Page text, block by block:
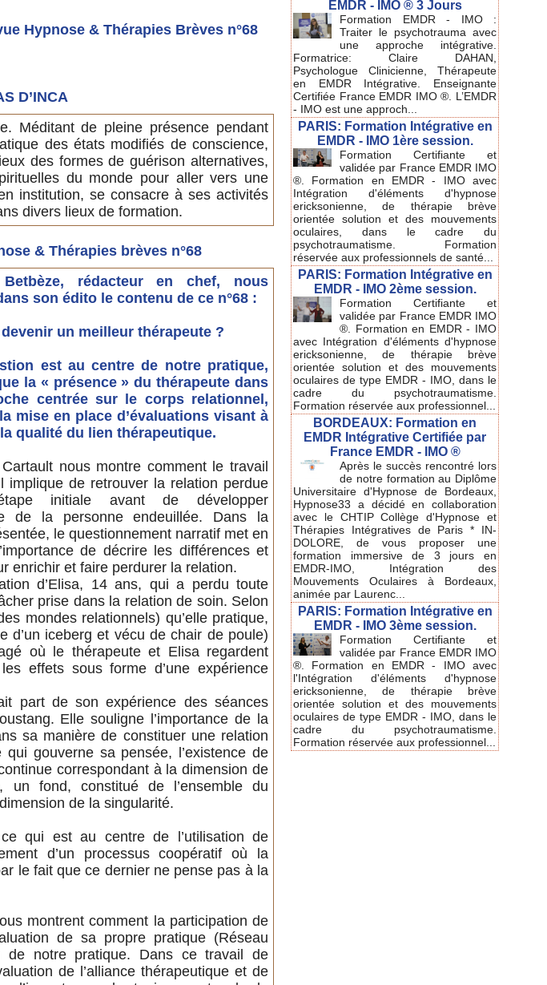
Hypnose & Thérapies Brèves n°68
D’INCA
Méditant de pleine présence pendant
des états modifiés de conscience,
des formes de guérison alternatives,
du monde pour aller vers une
institution, se consacre à ses activités
divers lieux de formation.
& Thérapies brèves n°68
rédacteur en chef, nous
son édito le contenu de ce n°68 :
un meilleur thérapeute ?
est au centre de notre pratique,
la « présence » du thérapeute dans
centrée sur le corps relationnel,
mise en place d’évaluations visant à
qualité du lien thérapeutique.
nous montre comment le travail
implique de retrouver la relation perdue
initiale avant de développer
de la personne endeuillée. Dans la
le questionnement narratif met en
de décrire les différences et
enrichir et faire perdurer la relation.
d’Elisa, 14 ans, qui a perdu toute
prise dans la relation de soin. Selon
mondes relationnels) qu’elle pratique,
d’un iceberg et vécu de chair de poule)
où le thérapeute et Elisa regardent
effets sous forme d’une expérience
part de son expérience des séances
Elle souligne l’importance de la
sa manière de constituer une relation
gouverne sa pensée, l’existence de
correspondant à la dimension de
un fond, constitué de l’ensemble du
de la singularité.
qui est au centre de l’utilisation de
d’un processus coopératif où la
le fait que ce dernier ne pense pas à la
montrent comment la participation de
de sa propre pratique (Réseau
de notre pratique. Dans ce travail de
de l’alliance thérapeutique et de
EMDR - IMO ® 3 Jours
Formation EMDR - IMO :
Traiter le psychotrauma avec
une approche intégrative.
Formatrice: Claire DAHAN,
Psychologue Clinicienne, Thérapeute
en EMDR Intégrative. Enseignante
Certifiée France EMDR IMO ®. L’EMDR
- IMO est une approch...
PARIS: Formation Intégrative en
EMDR - IMO 1ère session.
Formation Certifiante et
validée par France EMDR IMO
®. Formation en EMDR - IMO avec
Intégration d'éléments d'hypnose
ericksonienne, de thérapie brève
orientée solution et des mouvements
oculaires, dans le cadre du
psychotraumatisme. Formation
réservée aux professionnels de santé...
PARIS: Formation Intégrative en
EMDR - IMO 2ème session.
Formation Certifiante et
validée par France EMDR IMO
®. Formation en EMDR - IMO
avec Intégration d'éléments d'hypnose
ericksonienne, de thérapie brève
orientée solution et des mouvements
oculaires de type EMDR - IMO, dans le
cadre du psychotraumatisme.
Formation réservée aux professionnel...
BORDEAUX: Formation en
EMDR Intégrative Certifiée par
France EMDR - IMO ®
Après le succès rencontré lors
de notre formation au Diplôme
Universitaire d'Hypnose de Bordeaux,
Hypnose33 a décidé en collaboration
avec le CHTIP Collège d'Hypnose et
Thérapies Intégratives de Paris * IN-
DOLORE, de vous proposer une
formation immersive de 3 jours en
EMDR-IMO, Intégration des
Mouvements Oculaires à Bordeaux,
animée par Laurenc...
PARIS: Formation Intégrative en
EMDR - IMO 3ème session.
Formation Certifiante et
validée par France EMDR IMO
®. Formation en EMDR - IMO avec
l'Intégration d'éléments d'hypnose
ericksonienne, de thérapie brève
orientée solution et des mouvements
oculaires de type EMDR - IMO, dans le
cadre du psychotraumatisme.
Formation réservée aux professionnel...